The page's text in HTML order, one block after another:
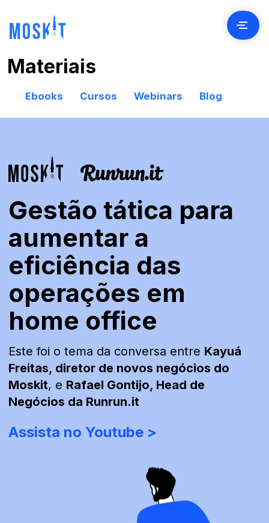
Clientes
Material Educativo
Materiais
Ebooks Cursos Webinars Blog
Gestão tática para
aumentar a
eficiência das
operações em
home office
Este foi o tema da conversa entre Kayuá
Freitas, diretor de novos negócios do
Moskit, e Rafael Gontijo, Head de
Negócios da Runrun.it
Assista no Youtube >